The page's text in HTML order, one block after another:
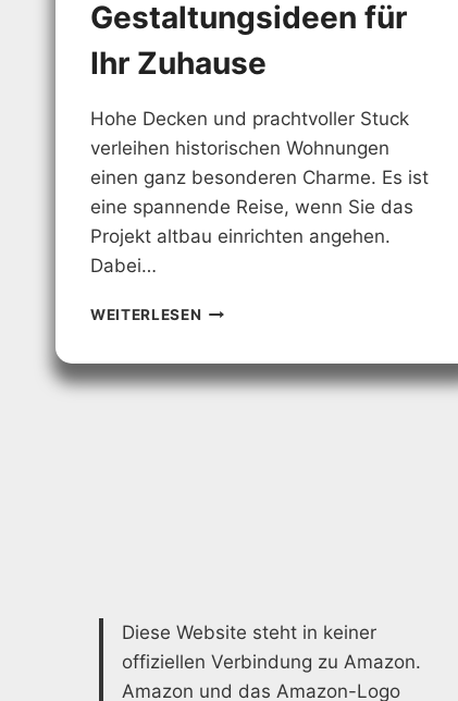
Gestaltungsideen für
Ihr Zuhause
Hohe Decken und prachtvoller Stuck
verleihen historischen Wohnungen
einen ganz besonderen Charme. Es ist
eine spannende Reise, wenn Sie das
Projekt altbau einrichten angehen.
Dabei…
WEITERLESEN ALTBAU
GESTALTUNGSIDEEN
Diese Website steht in keiner
offiziellen Verbindung zu Amazon.
Amazon und das Amazon-Logo